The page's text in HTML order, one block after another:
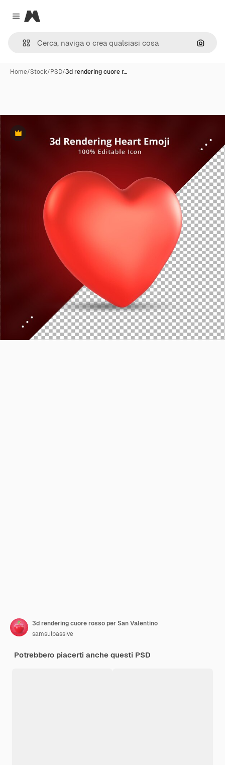
Close menu
Magnific
Cerca
Home/Stock/PSD/3d rendering cuore r…
Premium
3d rendering cuore rosso per San Valentino
samsulpassive
Potrebbero piacerti anche questi PSD